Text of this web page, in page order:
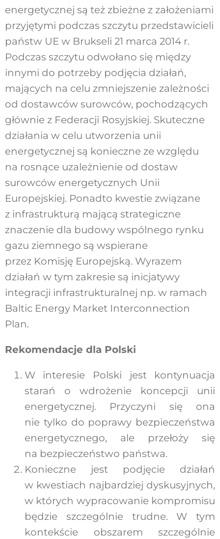
energetycznej są też zbieżne z założeniami
przyjętymi podczas szczytu przedstawicieli
państw UE w Brukseli 21 marca 2014 r.
Podczas szczytu odwołano się między
innymi do potrzeby podjęcia działań,
mających na celu zmniejszenie zależności
od dostawców surowców, pochodzących
głównie z Federacji Rosyjskiej. Skuteczne
działania w celu utworzenia unii
energetycznej są konieczne ze względu
na rosnące uzależnienie od dostaw
surowców energetycznych Unii
Europejskiej. Ponadto kwestie związane
z infrastrukturą mającą strategiczne
znaczenie dla budowy wspólnego rynku
gazu ziemnego są wspierane
przez Komisję Europejską. Wyrazem
działań w tym zakresie są inicjatywy
integracji infrastrukturalnej np. w ramach
Baltic Energy Market Interconnection
Plan.
Rekomendacje dla Polski
W interesie Polski jest kontynuacja
starań o wdrożenie koncepcji unii
energetycznej. Przyczyni się ona
nie tylko do poprawy bezpieczeństwa
energetycznego, ale przełoży się
na bezpieczeństwo państwa.
Konieczne jest podjęcie działań
w kwestiach najbardziej dyskusyjnych,
w których wypracowanie kompromisu
będzie szczególnie trudne. W tym
kontekście obszarem szczególnie